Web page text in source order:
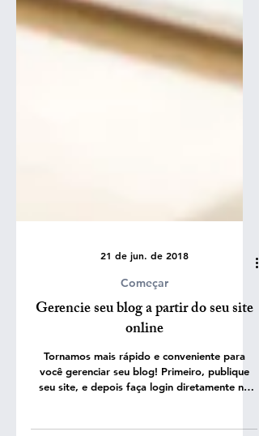
21 de jun. de 2018
Começar
Gerencie seu blog a partir do seu site
online
Tornamos mais rápido e conveniente para
seu site...